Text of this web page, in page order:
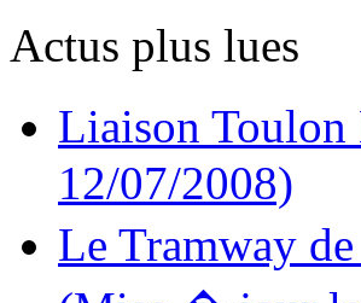
Actus plus lues
Liaison
12/07/2008)
Le Tramway